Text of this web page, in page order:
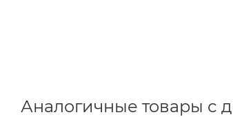
Аналогичные товары с